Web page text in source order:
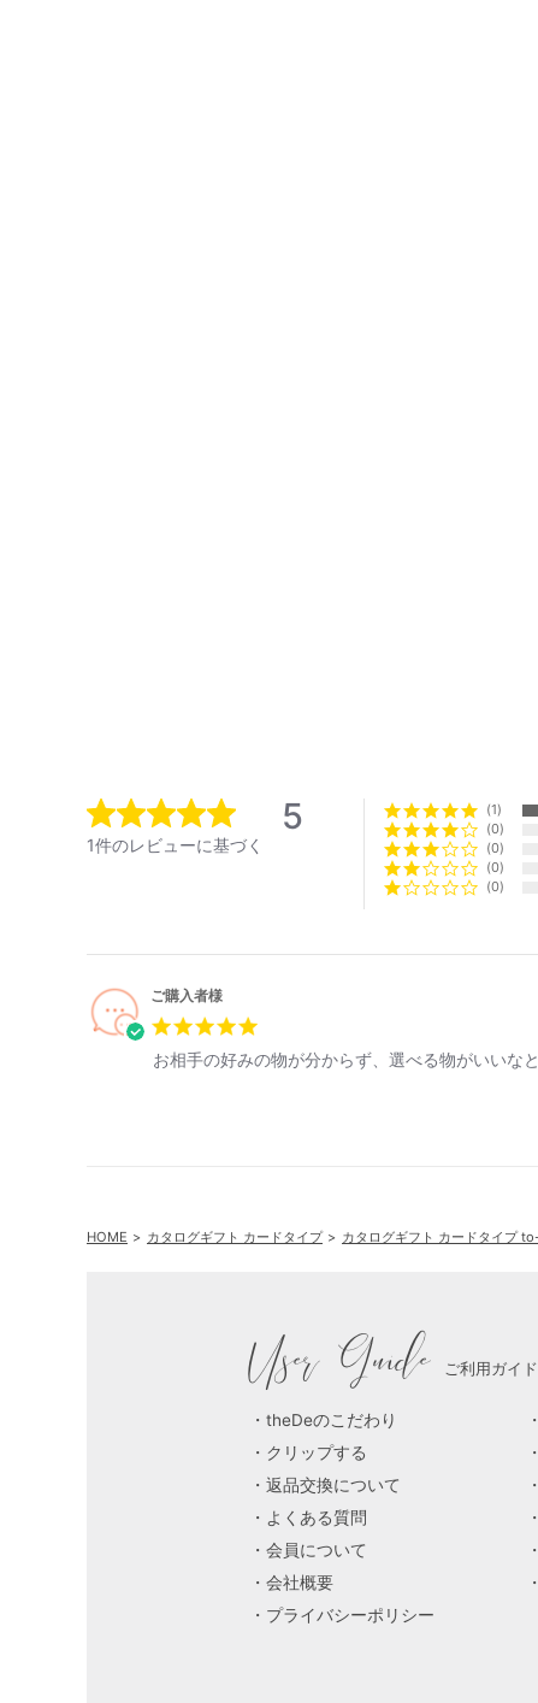
5
1件のレビューに基づく
1
0
0
0
0
ご購入者様
お相手の好みの物が分からず、選べる物がいいな
HOME カタログギフト カードタイプ カタログギフト カードタイプ
User Guide ご利用ガイド
theDeのこだわり
クリップする
返品交換について
よくある質問
会員について
会社概要
プライバシーポリシー